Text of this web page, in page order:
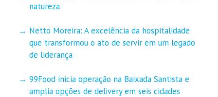
natureza
Netto Moreira: A excelência da hospitalidade
que transformou o ato de servir em um legado
de liderança
99Food inicia operação na Baixada Santista e
amplia opções de delivery em seis cidades